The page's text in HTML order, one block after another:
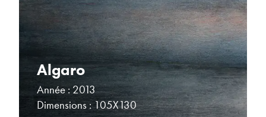
Algaro
Année : 2013
Dimensions : 105X130